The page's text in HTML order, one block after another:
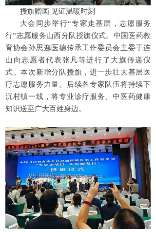
授旗赠画 见证温暖时刻
大会同步举行“专家走基层，志愿服务
行”志愿服务山西分队授旗仪式。中国医药教
育协会孙思邈医德传承工作委员会主委于连
山向志愿者代表张凡等进行了大旗传递仪
式。本次新增分队授旗，进一步壮大基层医
疗志愿服务力量。后续各专家队伍将持续下
沉村镇一线，将专业诊疗服务、中医药健康
知识送至广大百姓身边。